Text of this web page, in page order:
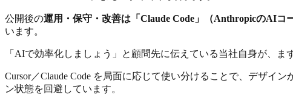
公開後の運用・保守・改善は「Claude Code」（AnthropicのAIコ
います。
「AIで効率化しましょう」と顧問先に伝えている当社自身が、
Cursor／Claude Code を局面に応じて使い分けることで、デザイ
ン状態を回避しています。